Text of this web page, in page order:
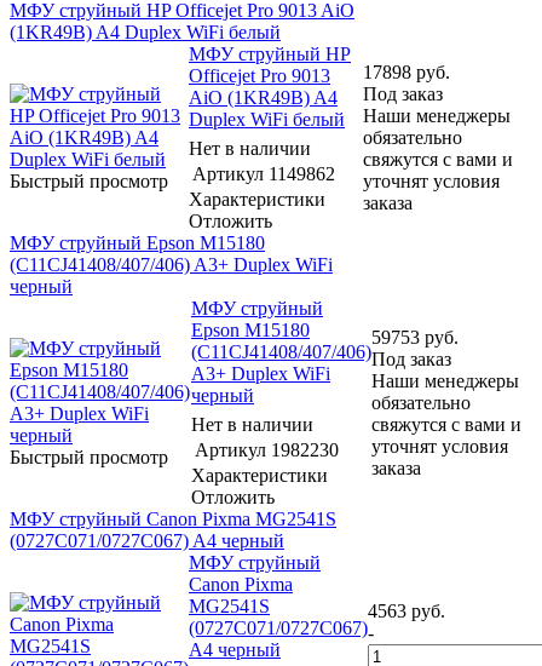
МФУ струйный HP Officejet Pro 9013 AiO
(1KR49B) A4 Duplex WiFi белый
Быстрый просмотр
МФУ струйный HP
Officejet Pro 9013
AiO (1KR49B) A4
Duplex WiFi белый
Нет в наличии
Артикул 1149862
Характеристики
Отложить
17898 руб.
Под заказ
Наши менеджеры
обязательно
свяжутся с вами и
уточнят условия
заказа
МФУ струйный Epson M15180
(C11CJ41408/407/406) A3+ Duplex WiFi
черный
Быстрый просмотр
МФУ струйный
Epson M15180
(C11CJ41408/407/406)
A3+ Duplex WiFi
черный
Нет в наличии
Артикул 1982230
Характеристики
Отложить
59753 руб.
Под заказ
Наши менеджеры
обязательно
свяжутся с вами и
уточнят условия
заказа
МФУ струйный Canon Pixma MG2541S
(0727C071/0727C067) A4 черный
МФУ струйный
Canon Pixma
MG2541S
(0727C071/0727C067)
A4 черный
4563 руб.
-